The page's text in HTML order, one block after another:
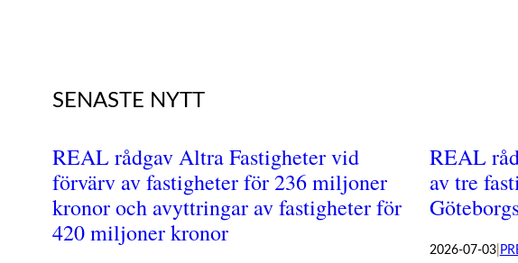
SENASTE NYTT
REAL rådgav Altra Fastigheter vid
förvärv av fastigheter för 236 miljoner
kronor och avyttringar av fastigheter för
420 miljoner kronor
REAL
av tre
2026-07-03|